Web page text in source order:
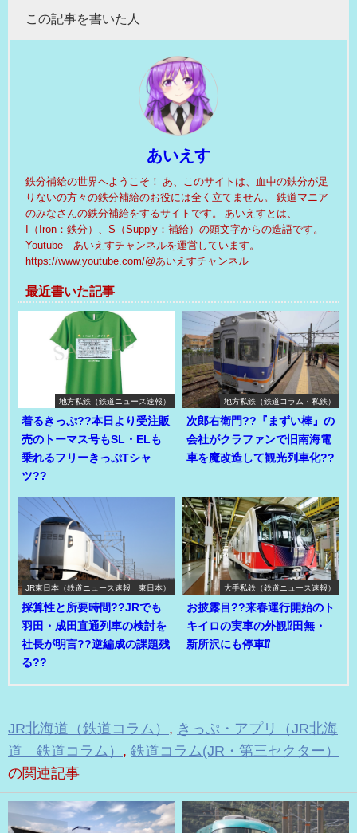
この記事を書いた人
あいえす
鉄分補給の世界へようこそ！ あ、このサイトは、血中の鉄分が足
りないの方々の鉄分補給のお役には全く立てません。 鉄道マニア
のみなさんの鉄分補給をするサイトです。 あいえすとは、
I（Iron：鉄分）、S（Supply：補給）の頭文字からの造語です。
Youtube あいえすチャンネルを運営しています。
https://www.youtube.com/@あいえすチャンネル
最近書いた記事
地方私鉄（鉄道ニュース速報）
着るきっぷ??本日より受注販
売のトーマス号もSL・ELも
乗れるフリーきっぷTシャ
ツ??
地方私鉄（鉄道コラム・私鉄）
次郎右衛門??『まずい棒』の
会社がクラファンで旧南海電
車を魔改造して観光列車化??
JR東日本（鉄道ニュース速報 東日本）
採算性と所要時間??JRでも
羽田・成田直通列車の検討を
社長が明言??逆編成の課題残
る??
大手私鉄（鉄道ニュース速報）
お披露目??来春運行開始のト
キイロの実車の外観⁉田無・
新所沢にも停車⁉
JR北海道（鉄道コラム） , きっぷ・アプリ（JR北海
道 鉄道コラム） , 鉄道コラム(JR・第三セクター）
の関連記事